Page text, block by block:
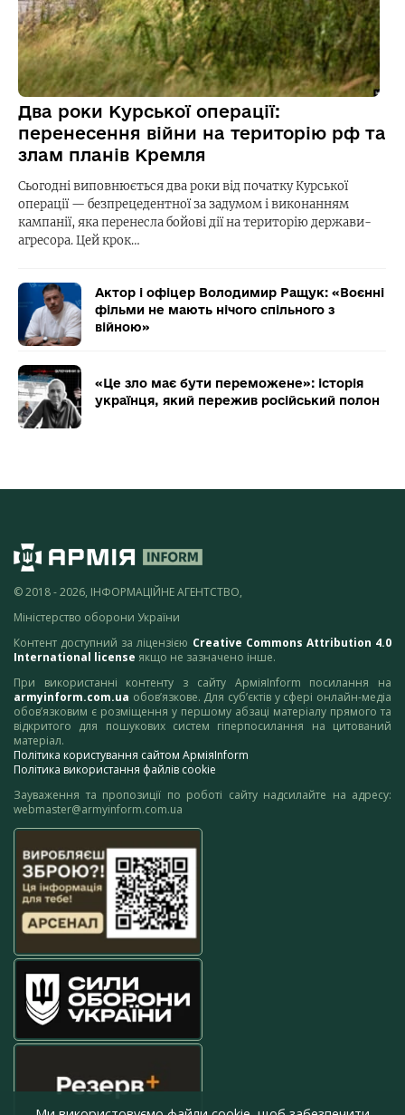
Два роки Курської операції:
перенесення війни на територію рф та
злам планів Кремля
Сьогодні виповнюється два роки від початку Курської
операції — безпрецедентної за задумом і виконанням
кампанії, яка перенесла бойові дії на територію держави-
агресора. Цей крок…
Актор і офіцер Володимир Ращук: «Воєнні
фільми не мають нічого спільного з
війною»
«Це зло має бути переможене»: історія
українця, який пережив російський полон
© 2018 - 2026, ІНФОРМАЦІЙНЕ АГЕНТСТВО,
Міністерство оборони України
Контент доступний за ліцензією Creative Commons Attribution 4.0
International license якщо не зазначено інше.
При використанні контенту з сайту АрміяInform посилання на
armyinform.com.ua обов’язкове. Для суб’єктів у сфері онлайн-медіа
обов’язковим є розміщення у першому абзаці матеріалу прямого та
відкритого для пошукових систем гіперпосилання на цитований
матеріал.
Політика користування сайтом АрміяInform
Політика використання файлів cookie
Зауваження та пропозиції по роботі сайту надсилайте на адресу:
webmaster@armyinform.com.ua